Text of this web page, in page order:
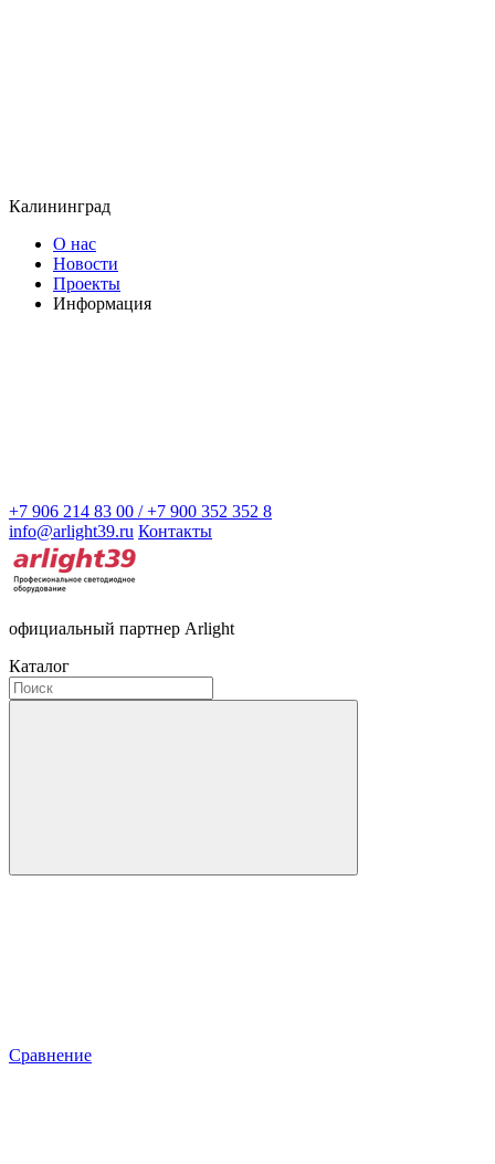
Калининград
О нас
Новости
Проекты
Информация
+7 906 214 83 00 / +7 900 352 352 8
info@arlight39.ru Контакты
официальный партнер Arlight
Каталог
Сравнение